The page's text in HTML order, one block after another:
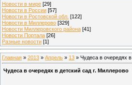
Новости в мире [29]
Новости в России [57]
Новости в Ростовской обл. [122]
Новости в Миллерово [329]
Новости Миллеровского района [41]
Новости Портала [26]
Разные новости [1]
Главная » 2013 » Апрель » 13 » Чудеса в очередях
Чудеса в очередях в детский сад г. Миллерово